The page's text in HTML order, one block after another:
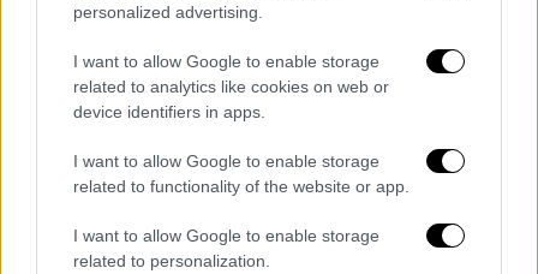
personalized advertising.
I want to allow Google to enable storage
related to analytics like cookies on web or
device identifiers in apps.
I want to allow Google to enable storage
related to functionality of the website or app.
I want to allow Google to enable storage
related to personalization.
Ωστόσο, ο ίδιος φαίνεται πλέον να μετρά
αντίστροφα για την επιστροφή του στη
σκηνή. Με ανάρτησή του στον προσωπικό
του λογαριασμό στο Instagram, ο Άρης
Μουγκοπέτρος ανακοίνωσε πως
η πρώτη
του εμφάνιση έχει προγραμματιστεί για τις
επιστροφή του στο πάλκο.